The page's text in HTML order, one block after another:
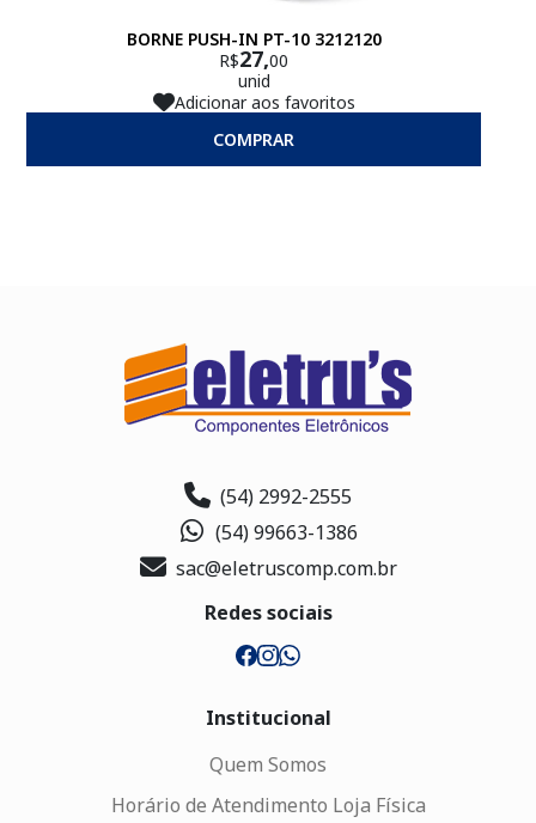
BORNE PUSH-IN PT-10 3212120
R$27,00
unid
Adicionar aos favoritos
COMPRAR
(54) 2992-2555
(54) 99663-1386
sac@eletruscomp.com.br
Redes sociais
Institucional
Quem Somos
Horário de Atendimento Loja Física